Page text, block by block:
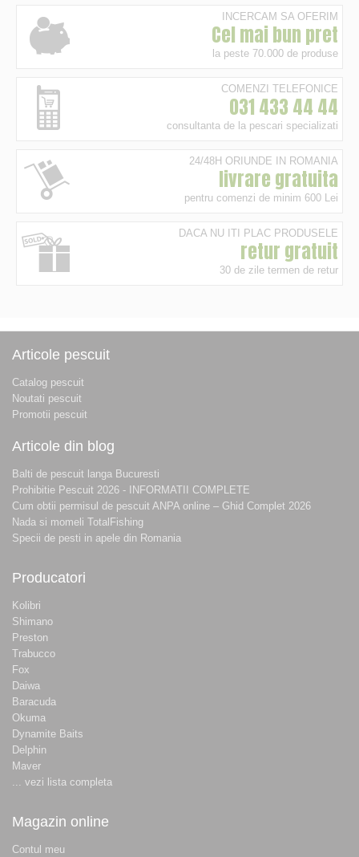
INCERCAM SA OFERIM
Cel mai bun pret
la peste 70.000 de produse
COMENZI TELEFONICE
031 433 44 44
consultanta de la pescari specializati
24/48H ORIUNDE IN ROMANIA
livrare gratuita
pentru comenzi de minim 600 Lei
DACA NU ITI PLAC PRODUSELE
retur gratuit
30 de zile termen de retur
Articole pescuit
Catalog pescuit
Noutati pescuit
Promotii pescuit
Articole din blog
Balti de pescuit langa Bucuresti
Prohibitie Pescuit 2026 - INFORMATII COMPLETE
Cum obtii permisul de pescuit ANPA online – Ghid Complet 2026
Nada si momeli TotalFishing
Specii de pesti in apele din Romania
Producatori
Kolibri
Shimano
Preston
Trabucco
Fox
Daiwa
Baracuda
Okuma
Dynamite Baits
Delphin
Maver
... vezi lista completa
Magazin online
Contul meu